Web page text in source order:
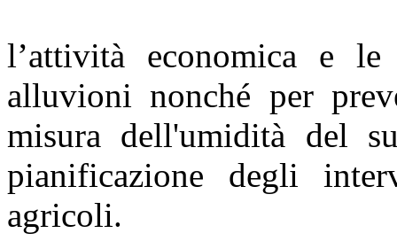
l’attività economica e
alluvioni nonché per
misura dell'umidità del
pianificazione degli
agricoli.